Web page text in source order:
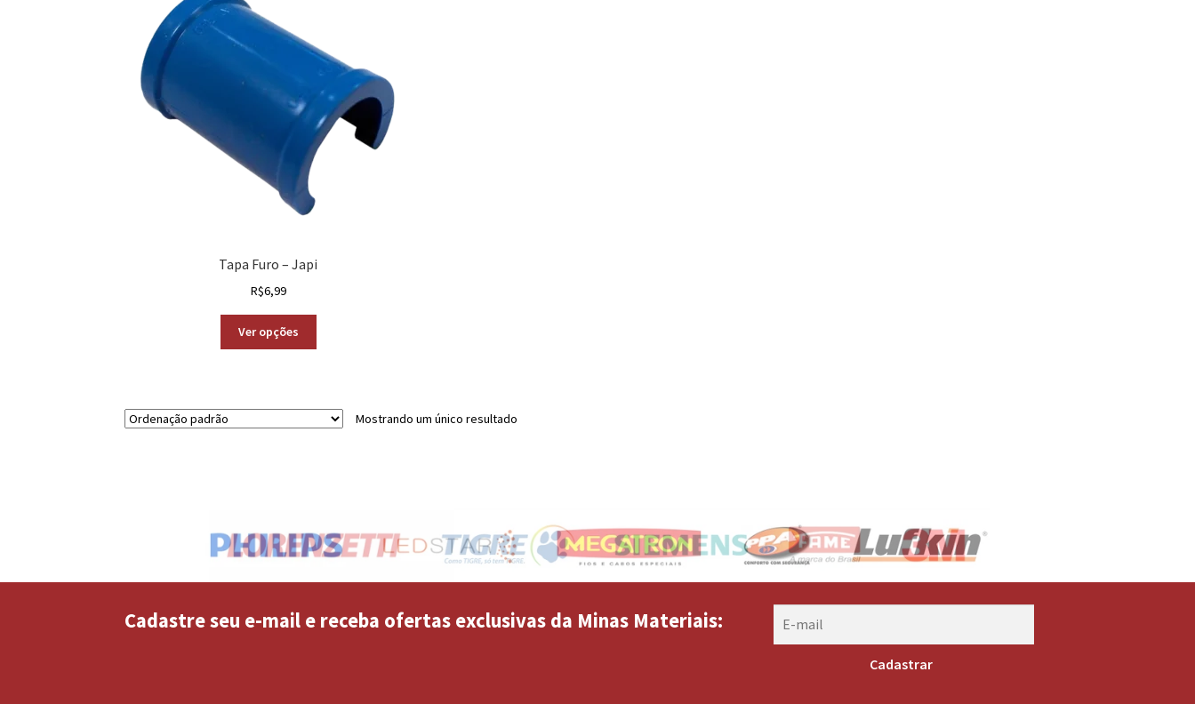
Tapa Furo – Japi
R$6,99
Ver opções
Mostrando um único resultado
Cadastre seu e-mail e receba ofertas exclusivas da Minas Materiais: